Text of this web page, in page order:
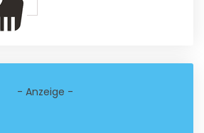
- Anzeige -